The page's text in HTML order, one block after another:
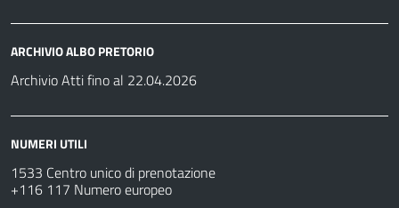
ARCHIVIO ALBO PRETORIO
Archivio Atti fino al 22.04.2026
NUMERI UTILI
1533 Centro unico di prenotazione
+116 117 Numero europeo